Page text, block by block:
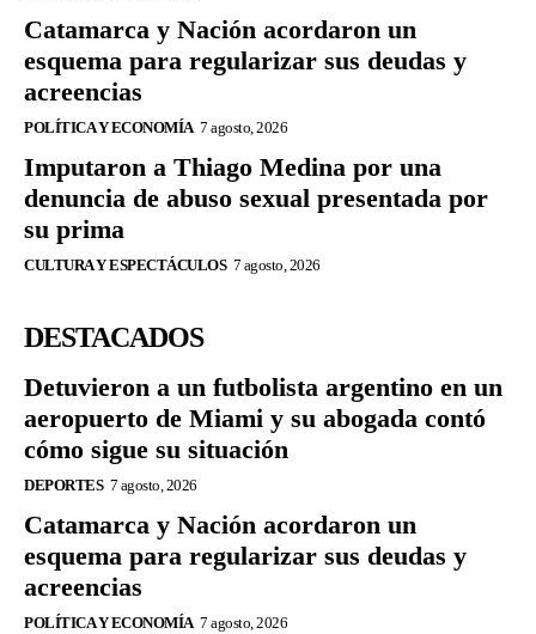
Catamarca y Nación acordaron un
esquema para regularizar sus deudas y
acreencias
POLÍTICA Y ECONOMÍA 7 agosto, 2026
Imputaron a Thiago Medina por una
denuncia de abuso sexual presentada por
su prima
CULTURA Y ESPECTÁCULOS 7 agosto, 2026
DESTACADOS
Detuvieron a un futbolista argentino en un
aeropuerto de Miami y su abogada contó
cómo sigue su situación
DEPORTES 7 agosto, 2026
Catamarca y Nación acordaron un
esquema para regularizar sus deudas y
acreencias
POLÍTICA Y ECONOMÍA 7 agosto, 2026